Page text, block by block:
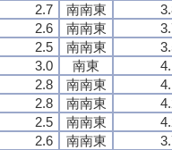
2.7 南南東
2.6 南南東
2.5 南南東
3.0 南東
2.8 南南東
2.8 南南東
2.5 南南東
2.6 南南東